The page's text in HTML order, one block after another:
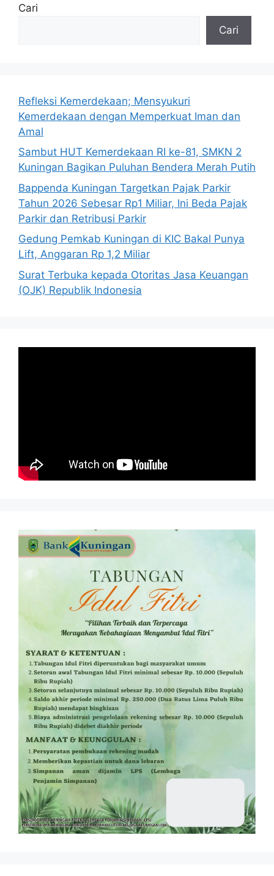
Cari
Cari
Refleksi Kemerdekaan; Mensyukuri
Kemerdekaan dengan Memperkuat Iman dan
Amal
Sambut HUT Kemerdekaan RI ke-81, SMKN 2
Kuningan Bagikan Puluhan Bendera Merah Putih
Bappenda Kuningan Targetkan Pajak Parkir
Tahun 2026 Sebesar Rp1 Miliar, Ini Beda Pajak
Parkir dan Retribusi Parkir
Gedung Pemkab Kuningan di KIC Bakal Punya
Lift, Anggaran Rp 1,2 Miliar
Surat Terbuka kepada Otoritas Jasa Keuangan
(OJK) Republik Indonesia